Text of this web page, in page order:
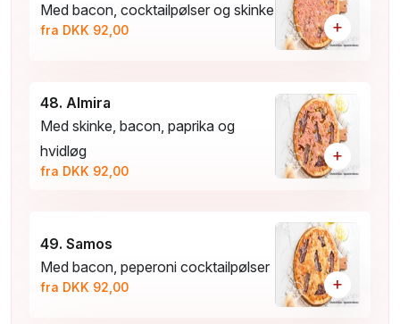
Med bacon, cocktailpølser og skinke
fra DKK 92,00 +
48. Almira
Med skinke, bacon, paprika og
hvidløg
fra DKK 92,00
+
49. Samos
Med bacon, peperoni cocktailpølser
fra DKK 92,00 +